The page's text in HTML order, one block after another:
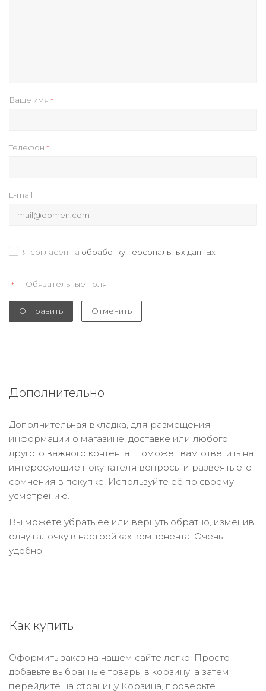
Ваше имя *
Телефон *
E-mail
Я согласен на обработку персональных данных
* — Обязательные поля
Отправить Отменить
Дополнительно
Дополнительная вкладка, для размещения
информации о магазине, доставке или любого
другого важного контента. Поможет вам ответить на
интересующие покупателя вопросы и развеять его
сомнения в покупке. Используйте её по своему
усмотрению.
Вы можете убрать её или вернуть обратно, изменив
одну галочку в настройках компонента. Очень
удобно.
Как купить
Оформить заказ на нашем сайте легко. Просто
добавьте выбранные товары в корзину, а затем
перейдите на страницу Корзина, проверьте